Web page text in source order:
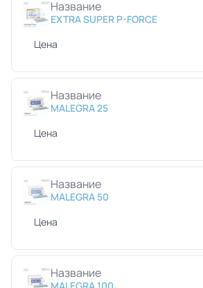
Название
EXTRA SUPER P-FORCE
Цена
Название
MALEGRA 25
Цена
Название
MALEGRA 50
Цена
Название